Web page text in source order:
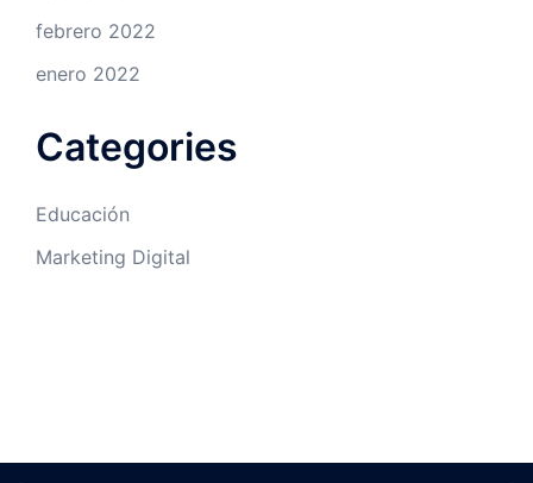
febrero 2022
enero 2022
Categories
Educación
Marketing Digital